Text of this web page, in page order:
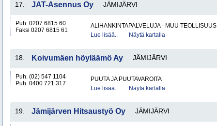
17. JAT-Asennus Oy JÄMIJÄRVI
Puh. 0207 6815 60
Faksi 0207 6815 61
ALIHANKINTAPALVELUJA - MUU TEOLLISUUS
Lue lisää..
Näytä kartalla
18. Koivumäen höyläämö Ay JÄMIJÄRVI
Puh. (02) 547 1104
Puh. 0400 721 317
PUUTA JA PUUTAVAROITA
Lue lisää..
Näytä kartalla
19. Jämijärven Hitsaustyö Oy JÄMIJÄRVI